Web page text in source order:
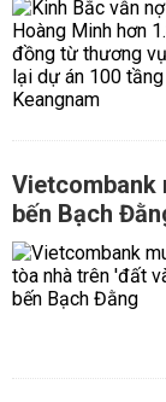
Vietcombank
bến Bạch